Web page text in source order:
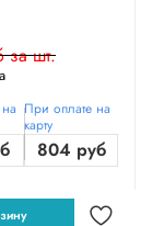
за шт.
При оплате на
карту
804 руб